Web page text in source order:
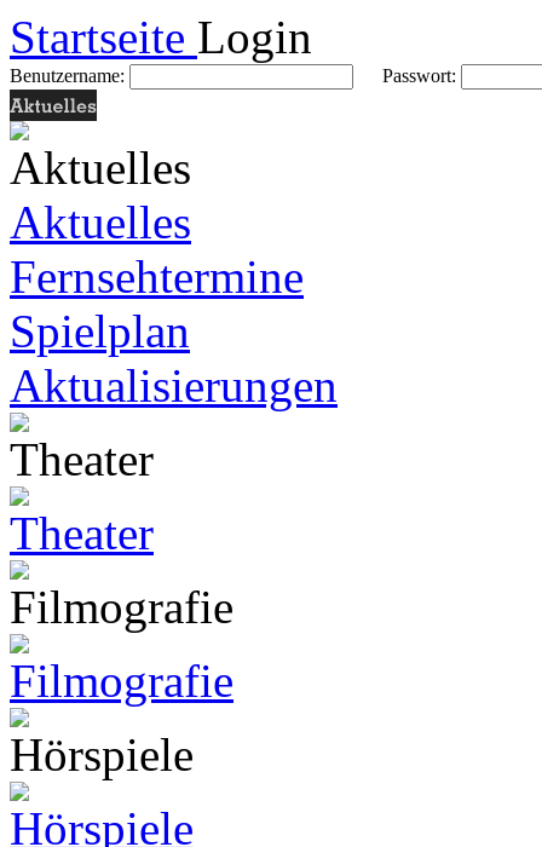
Startseite Login
Benutzername: Passwort:
Aktuelles
Fernsehtermine
Spielplan
Aktualisierungen